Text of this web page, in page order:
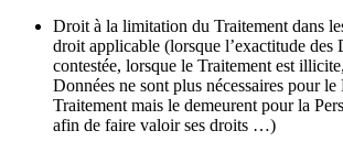
Droit à la limitation du Traitement dans
droit applicable (lorsque l’exactitude des
contestée, lorsque le Traitement est
Données ne sont plus nécessaires pour le
Traitement mais le demeurent pour la
afin de faire valoir ses droits …)